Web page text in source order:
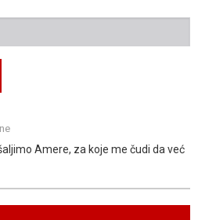
Amere, za koje me čudi da već